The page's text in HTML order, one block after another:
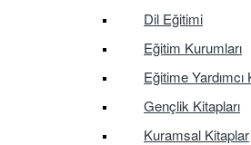
Dil Eğitimi
Eğitim Kurumları
Eğitime Yardımcı
Gençlik Kitapları
Kuramsal Kitaplar